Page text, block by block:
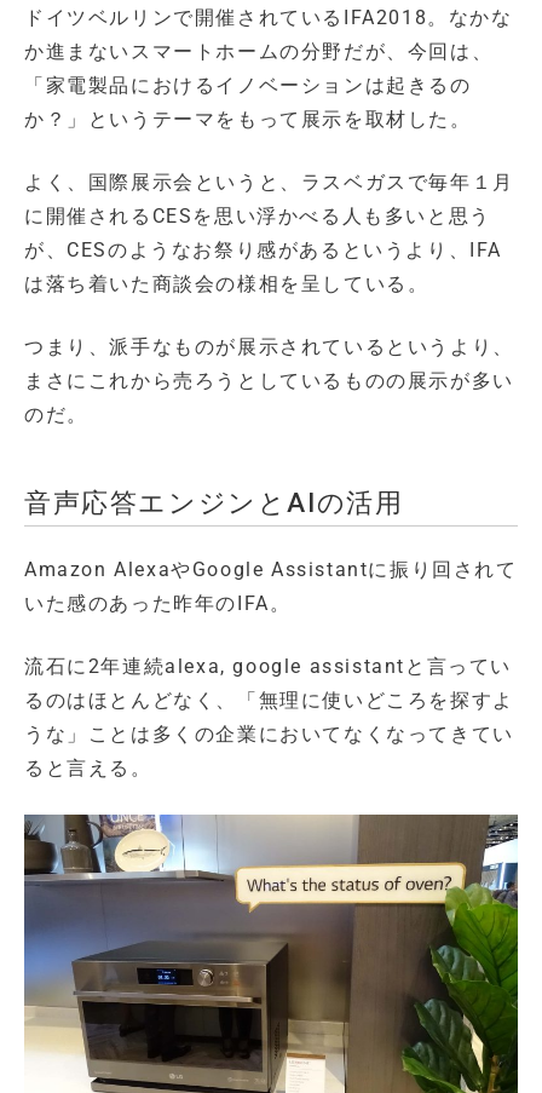
ドイツベルリンで開催されているIFA2018。なかな
か進まないスマートホームの分野だが、今回は、
「家電製品におけるイノベーションは起きるの
か？」というテーマをもって展示を取材した。
よく、国際展示会というと、ラスベガスで毎年１月
に開催されるCESを思い浮かべる人も多いと思う
が、CESのようなお祭り感があるというより、IFA
は落ち着いた商談会の様相を呈している。
つまり、派手なものが展示されているというより、
まさにこれから売ろうとしているものの展示が多い
のだ。
音声応答エンジンとAIの活用
Amazon AlexaやGoogle Assistantに振り回されて
いた感のあった昨年のIFA。
流石に2年連続alexa, google assistantと言ってい
るのはほとんどなく、「無理に使いどころを探すよ
うな」ことは多くの企業においてなくなってきてい
ると言える。